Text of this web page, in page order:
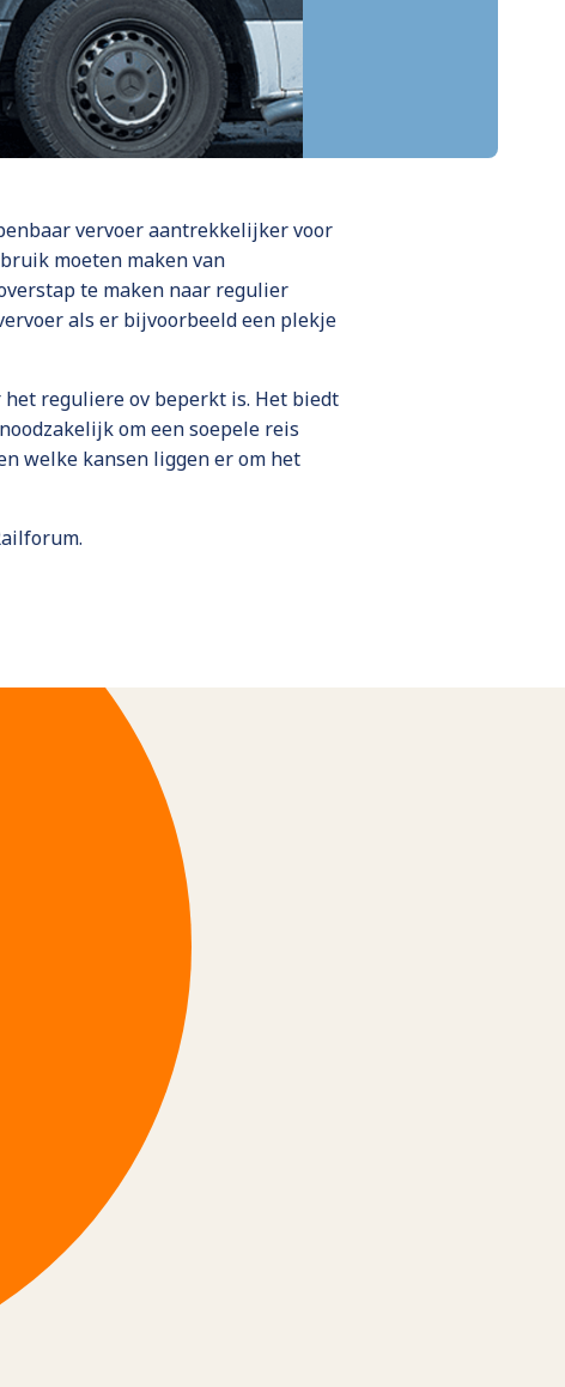
vervoer aantrekkelijker voor
moeten maken van
te maken naar regulier
als er bijvoorbeeld een plekje
het reguliere ov beperkt is. Het biedt
om een soepele reis
welke kansen liggen er om het